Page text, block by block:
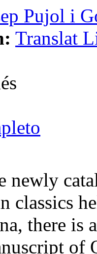
Pujol i
Translat
newly
classics
there is
of